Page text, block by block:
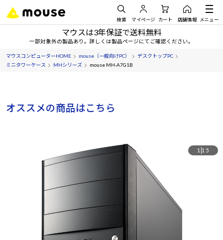
検索 マイページ カート 店舗情報 メニュー
マウスは3年保証で送料無料
一部対象外の製品あり。詳しくは製品ページにてご確認ください。
マウスコンピューターHOME mouse（一般向けPC）
デスクトップPC
ミニタワーケース
MHシリーズ mouse MH-A7G1B
オススメの商品はこちら
1 15